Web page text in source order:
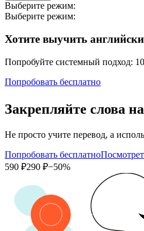
Выберите режим:
Выберите режим:
Хотите выучить
Попробуйте системный подход:
Попробовать бесплатно
Закрепляйте слова
Не просто учите перевод, а
Попробовать бесплатно
590 ₽290 ₽−50%